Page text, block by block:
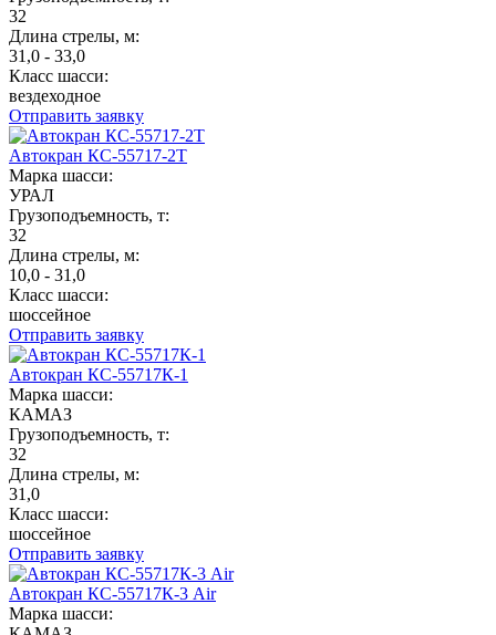
32
Длина стрелы, м:
31,0 - 33,0
Класс шасси:
вездеходное
Отправить заявку
Автокран КС-55717-2Т
Марка шасси:
УРАЛ
Грузоподъемность, т:
32
Длина стрелы, м:
10,0 - 31,0
Класс шасси:
шоссейное
Отправить заявку
Автокран КС-55717К-1
Марка шасси:
КАМАЗ
Грузоподъемность, т:
32
Длина стрелы, м:
31,0
Класс шасси:
шоссейное
Отправить заявку
Автокран КС-55717К-3 Air
Марка шасси: